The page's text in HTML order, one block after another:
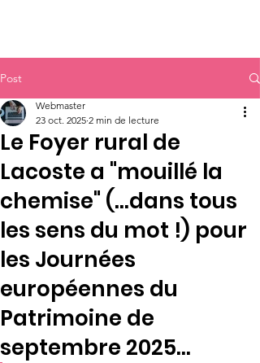
Post
Le Foyer rural de
Lacoste a "mouillé la
chemise" (...dans tous
les sens du mot !) pour
les Journées
européennes du
Patrimoine de
septembre 2025...
Webmaster
23 oct. 2025 2 min de lecture